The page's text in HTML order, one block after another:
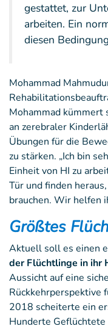
gestattet, zur
arbeiten. Ein
diesen
Mohammad
Mohammad kümmert
an zerebraler
Übungen für die
zu stärken. „Ich bin
Einheit von HI zu
Tür und finden
brauchen. Wir helfen
Größtes
Aktuell soll es einen
der Flüchtlinge in ihr
Aussicht auf eine
Rückkehrperspektive
2018 scheiterte ein
Hunderte